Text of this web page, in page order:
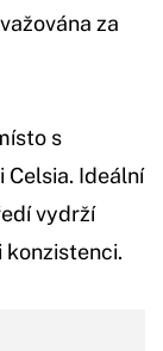
za
s
Ideální
vydrží
konzistenci.